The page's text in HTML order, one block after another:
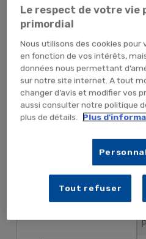
RUPTURE PROVISOIRE
Ethylotest À Usage Unique
Sans Ballon 0.2g/l De
Sang Ou 0.10mg/l D'air...
1,67 € TTC1,39 € HT
Le respect de votre vie
primordial
Nous utilisons des cookies pour
en fonction de vos intérêts,
données nous permettant
sur notre site internet. A tout
changer d’avis et modifier vos
aussi consulter notre politique
plus de détails.
Plus
Tout refuser